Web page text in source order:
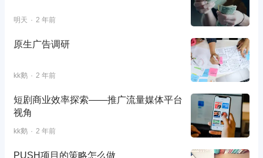
明天 2 年前
原生广告调研
kk鹅 2 年前
短剧商业效率探索——推广流量媒体平台
视角
kk鹅 2 年前
PUSH项目的策略怎么做